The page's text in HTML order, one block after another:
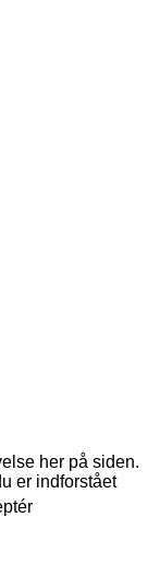
her på siden.
er indforstået